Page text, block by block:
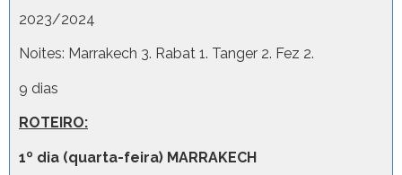
2023/2024
Noites: Marrakech 3. Rabat 1. Tanger 2. Fez 2.
9 dias
ROTEIRO:
1º dia (quarta-feira) MARRAKECH